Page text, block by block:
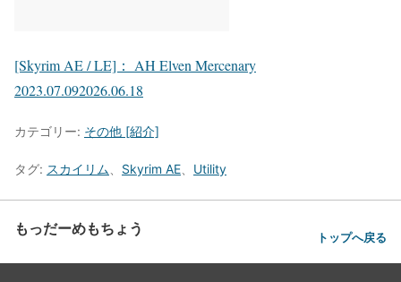
[Skyrim AE / LE]： AH Elven Mercenary
2023.07.092026.06.18
カテゴリー: その他 [紹介]
タグ: スカイリム、 Skyrim AE、 Utility
もっだーめもちょう トップへ戻る